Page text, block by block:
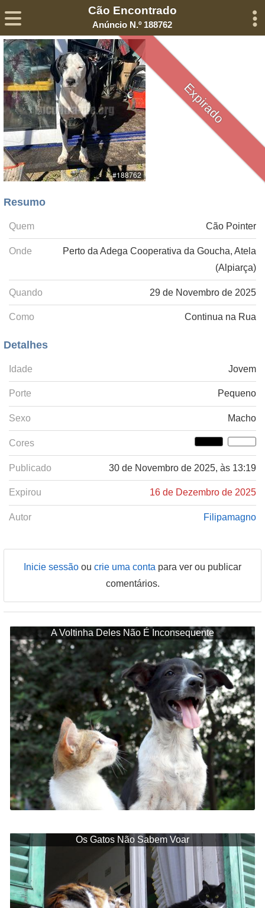
Expirado
Cão Encontrado
Anúncio N.º 188762
Resumo
Quem Cão Pointer
Onde
Perto da Adega Cooperativa da Goucha, Atela
(Alpiarça)
Quando 29 de Novembro de 2025
Como Continua na Rua
Detalhes
Idade Jovem
Porte Pequeno
Sexo Macho
Cores
Publicado 30 de Novembro de 2025, às 13:19
Expirou 16 de Dezembro de 2025
Autor Filipamagno
Inicie sessão ou crie uma conta para ver ou publicar
comentários.
A Voltinha Deles Não É Inconsequente
Os Gatos Não Sabem Voar
Sobre Declaração de Privacidade Termos de Serviço
©2005-2026 Encontra-me® – Todos os Direitos Reservados